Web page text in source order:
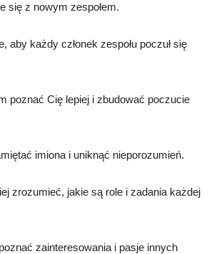
się z nowym zespołem.
każdy członek zespołu poczuł się
poznać Cię lepiej i zbudować poczucie
imiona i uniknąć nieporozumień.
zrozumieć, jakie są role i zadania każdej
zainteresowania i pasje innych